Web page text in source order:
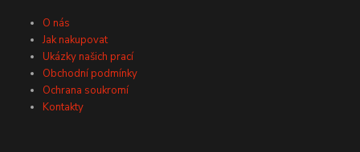
O nás
Jak nakupovat
Ukázky našich prací
Obchodní podmínky
Ochrana soukromí
Kontakty